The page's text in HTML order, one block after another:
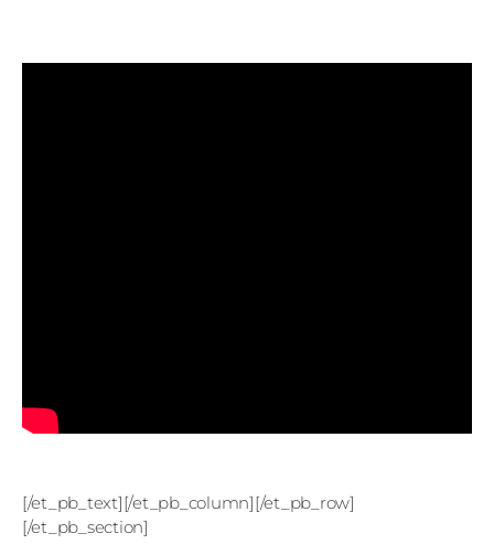
[/et_pb_text][/et_pb_column][/et_pb_row]
[/et_pb_section]